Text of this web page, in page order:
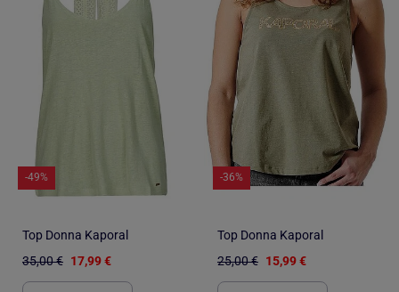
-49%
Top Donna Kaporal
35,00 € 17,99 €
-36%
Top Donna Kaporal
25,00 € 15,99 €